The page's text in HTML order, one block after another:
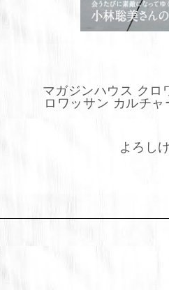
マガジンハウス ク
ロワッサン カルチ
よろし